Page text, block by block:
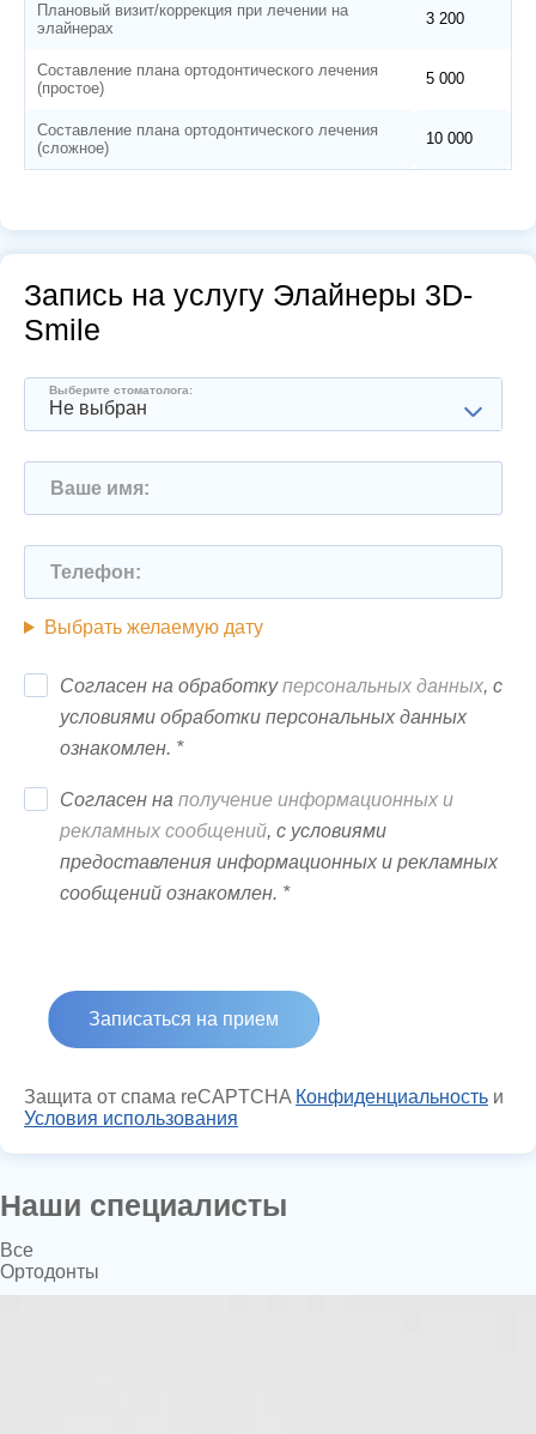
Плановый визит/коррекция при лечении на
элайнерах
3 200
Составление плана ортодонтического лечения
(простое)
5 000
Составление плана ортодонтического лечения
(сложное)
10 000
Запись на услугу Элайнеры 3D-
Smile
Выберите стоматолога:
Не выбран
Ваше имя:
Телефон:
Выбрать желаемую дату
Согласен на обработкуперсональных данных, с
условиями обработки персональных данных
ознакомлен. *
Согласен на получение информационных и
рекламных сообщений, с условиями
предоставления информационных и рекламных
сообщений ознакомлен. *
Защита от спама reCAPTCHA Конфиденциальность и
Условия использования
Наши специалисты
Все
Ортодонты